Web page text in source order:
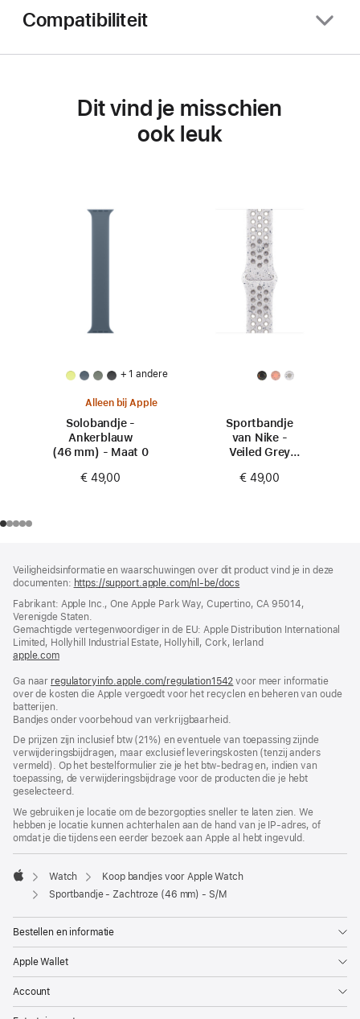
Compatibiliteit
Dit vind je misschien
ook leuk
+ 1 andere
Alleen bij Apple
Solobandje -
Ankerblauw
(46 mm) - Maat 0
€ 49,00
Sportbandje
van Nike -
Veiled Grey
€ 49,00
Veiligheidsinformatie en waarschuwingen over dit product vind je in deze
documenten: https://support.apple.com/nl-be/docs
nieuw
geopend)
Fabrikant: Apple Inc., One Apple Park Way, Cupertino, CA 95014,
Verenigde Staten.
Gemachtigde vertegenwoordiger in de EU: Apple Distribution International
Limited, Hollyhill Industrial Estate, Hollyhill, Cork, Ierland
apple.com(wordt
nieuw
venster
Ga naar regulatoryinfo.apple.com/regulation1542 (wordt
in
voor meer informatie
over de kosten die Apple vergoedt voor het recyclen en beheren van oude
batterijen.
Bandjes onder voorbehoud van verkrijgbaarheid.
De prijzen zijn inclusief btw (21%) en eventuele van toepassing zijnde
verwijderingsbijdragen, maar exclusief leveringskosten (tenzij anders
vermeld). Op het bestelformulier zie je het btw-bedrag en, indien van
toepassing, de verwijderingsbijdrage voor de producten die je hebt
geselecteerd.
We gebruiken je locatie om de bezorgopties sneller te laten zien. We
hebben je locatie kunnen achterhalen aan de hand van je IP-adres, of
omdat je die tijdens een eerder bezoek aan Apple al hebt ingevuld.
Apple
Watch
Koop bandjes voor Apple Watch
Sportbandje - Zachtroze (46 mm) - S/M
Bestellen en informatie
Apple Wallet
Account